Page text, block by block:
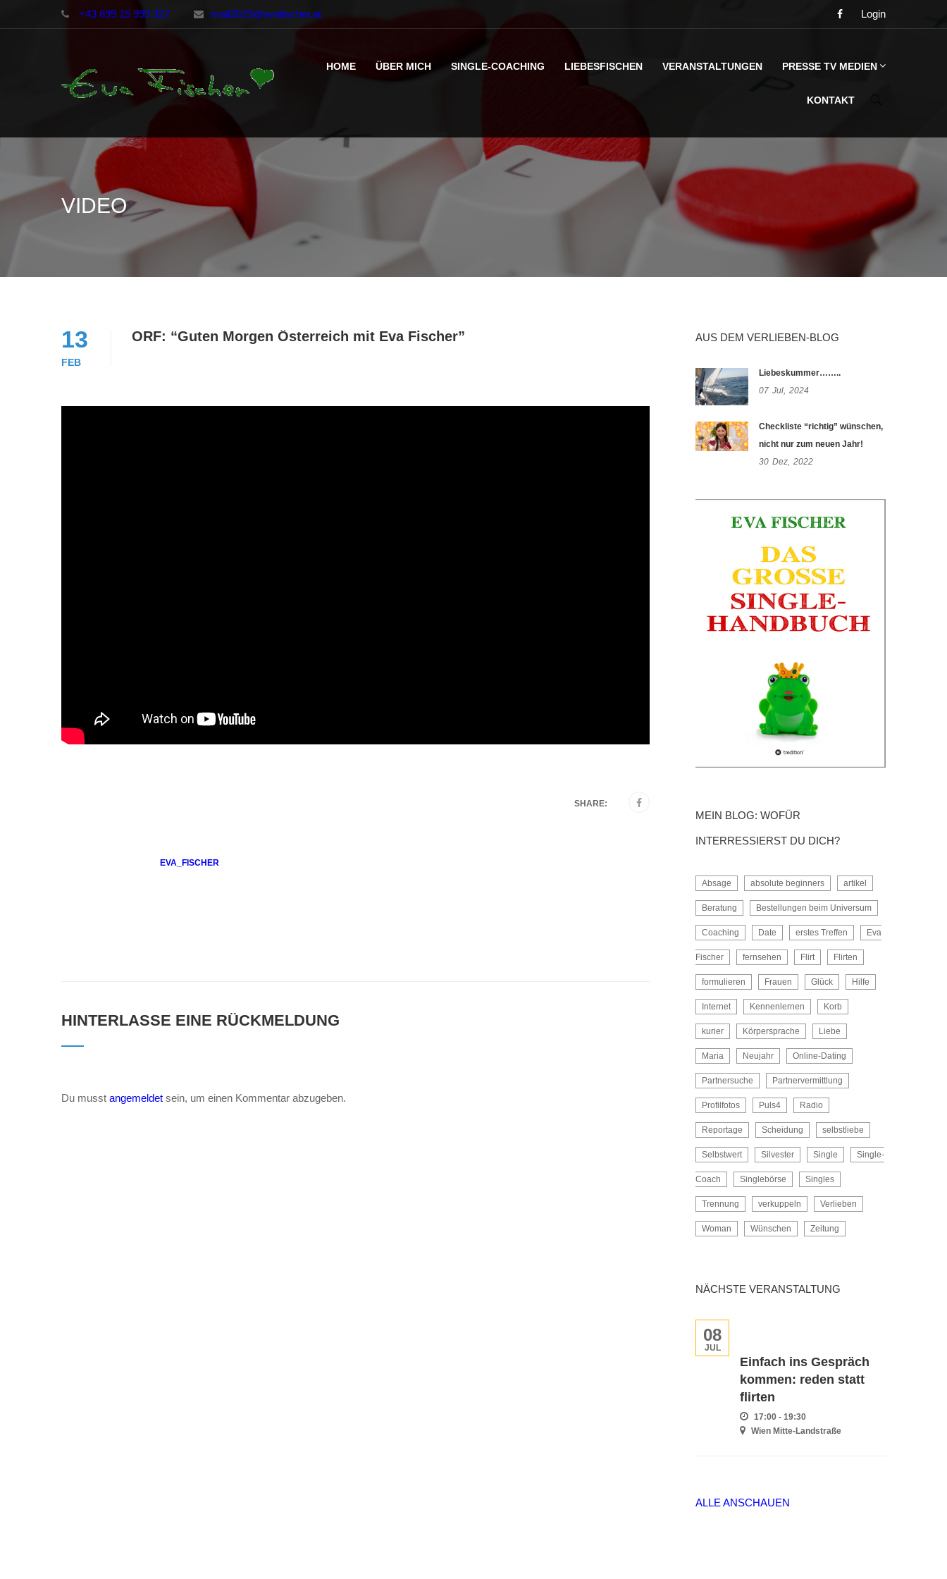
+43 699 15 999 327 mail2019@evafischer.at Login
HOME ÜBER MICH SINGLE-COACHING LIEBESFISCHEN VERANSTALTUNGEN PRESSE TV MEDIEN
KONTAKT
VIDEO
13
FEB
ORF: “Guten Morgen Österreich mit Eva Fischer”
SHARE:
EVA_FISCHER
HINTERLASSE EINE RÜCKMELDUNG
Du musst angemeldet sein, um einen Kommentar abzugeben.
AUS DEM VERLIEBEN-BLOG
Liebeskummer……..
07 Jul, 2024
Checkliste “richtig” wünschen,
nicht nur zum neuen Jahr!
30 Dez, 2022
MEIN BLOG: WOFÜR
INTERRESSIERST DU DICH?
Absage absolute beginners artikel
Beratung Bestellungen beim Universum
Coaching Date erstes Treffen Eva
Fischer fernsehen Flirt Flirten
formulieren Frauen Glück Hilfe
Internet Kennenlernen Korb
kurier Körpersprache Liebe
Maria Neujahr Online-Dating
Partnersuche Partnervermittlung
Profilfotos Puls4 Radio
Reportage Scheidung selbstliebe
Selbstwert Silvester Single Single-
Coach Singlebörse Singles
Trennung verkuppeln Verlieben
Woman Wünschen Zeitung
NÄCHSTE VERANSTALTUNG
08
JUL
Einfach ins Gespräch
kommen: reden statt
flirten
17:00 - 19:30
Wien Mitte-Landstraße
ALLE ANSCHAUEN